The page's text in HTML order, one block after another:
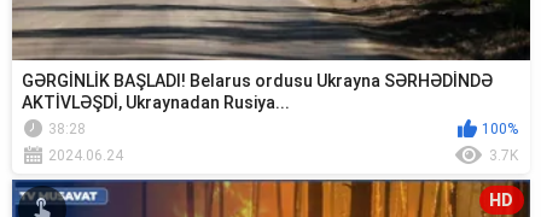
GƏRGİNLİK BAŞLADI! Belarus ordusu Ukrayna SƏRHƏDİNDƏ
AKTİVLƏŞDİ, Ukraynadan Rusiya...
38:28
100%
2024.06.24
3.7K
HD